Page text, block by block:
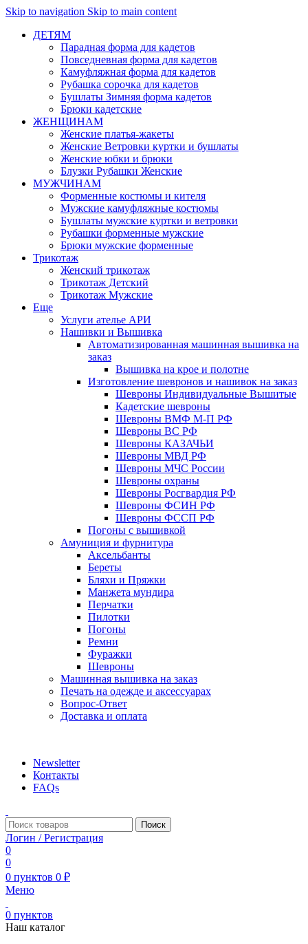
Skip to navigation Skip to main content
ДЕТЯМ
Парадная форма для кадетов
Повседневная форма для кадетов
Камуфляжная форма для кадетов
Рубашка сорочка для кадетов
Бушлаты Зимняя форма кадетов
Брюки кадетские
ЖЕНЩИНАМ
Женские платья-жакеты
Женские Ветровки куртки и бушлаты
Женские юбки и брюки
Блузки Рубашки Женские
МУЖЧИНАМ
Форменные костюмы и кителя
Мужские камуфляжные костюмы
Бушлаты мужские куртки и ветровки
Рубашки форменные мужские
Брюки мужские форменные
Трикотаж
Женский трикотаж
Трикотаж Детский
Трикотаж Мужские
Еще
Услуги ателье АРИ
Нашивки и Вышивка
Автоматизированная машинная вышивка на
заказ
Вышивка на крое и полотне
Изготовление шевронов и нашивок на заказ
Шевроны Индивидуальные Вышитые
Кадетские шевроны
Шевроны ВМФ М-П РФ
Шевроны ВС РФ
Шевроны КАЗАЧЬИ
Шевроны МВД РФ
Шевроны МЧС России
Шевроны охраны
Шевроны Росгвардия РФ
Шевроны ФСИН РФ
Шевроны ФССП РФ
Погоны с вышивкой
Амуниция и фурнитура
Аксельбанты
Береты
Бляхи и Пряжки
Манжета мундира
Перчатки
Пилотки
Погоны
Ремни
Фуражки
Шевроны
Машинная вышивка на заказ
Печать на одежде и аксессуарах
Вопрос-Ответ
Доставка и оплата
Newsletter
Контакты
FAQs
Поиск
Логин / Регистрация
0
0
0 пунктов 0 ₽
Меню
0 пунктов
Наш каталог